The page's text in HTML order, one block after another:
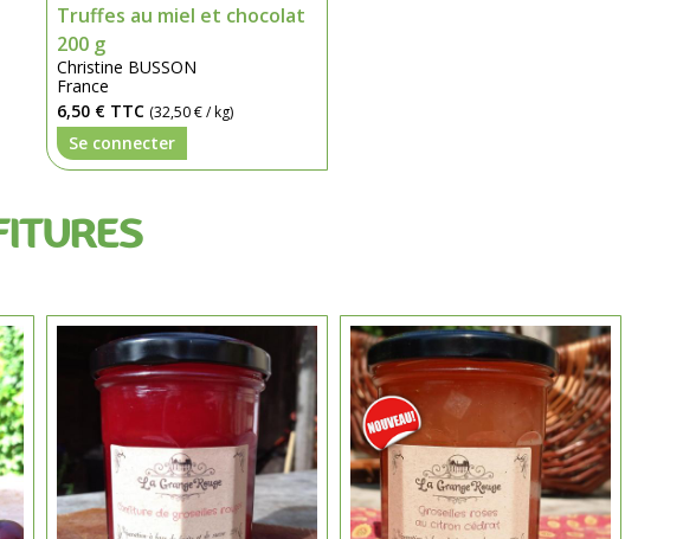
Truffes au miel et chocolat
200 g
Christine BUSSON
France
6,50 € TTC (32,50 € / kg)
Se connecter